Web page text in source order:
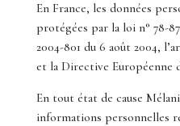
En France, les données
protégées par la loi n° 78-
2004-801 du 6 août 2004,
et la Directive Européenne
En tout état de cause
informations personnelles